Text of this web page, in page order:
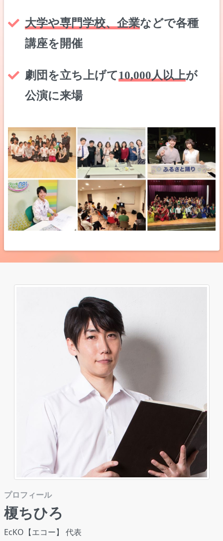
大学や専門学校、企業などで各種
講座を開催
劇団を立ち上げて10,000人以上が
公演に来場
プロフィール
榎ちひろ
EcKO【エコー】 代表